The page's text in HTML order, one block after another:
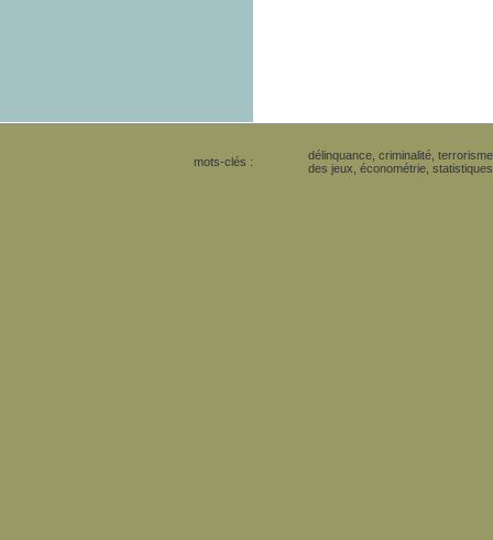
mots-clés :
délinquance, criminalité,
des jeux, économétrie, statistiques